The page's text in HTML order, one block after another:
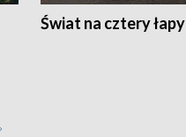
Świat na cztery łapy